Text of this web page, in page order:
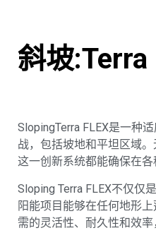
斜坡:Terra
SlopingTerra FLEX是一种
战，包括坡地和平坦区域
这一创新系统都能确保在各
Sloping Terra FLEX不仅仅
阳能项目能够在任何地形
需的灵活性、耐久性和效率